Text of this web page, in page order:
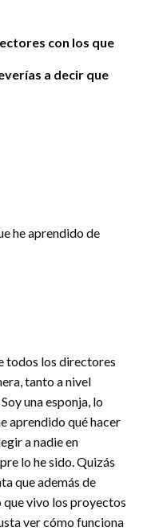
con los que
a decir que
he aprendido de
todos los directores
tanto a nivel
una esponja, lo
aprendido qué hacer
a nadie en
lo he sido. Quizás
que además de
vivo los proyectos
ver cómo funciona